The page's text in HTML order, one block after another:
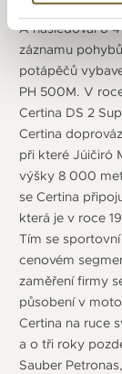
podmořský
A následoval o
záznamu
potápěčů
PH 500M. V
Certina DS 2
Certina
při které Júičiró
výšky 8 000
se Certina
která je v roce
Tím se
cenovém
zaměření firmy
působení v
Certina na ruce
a o tři roky
Sauber